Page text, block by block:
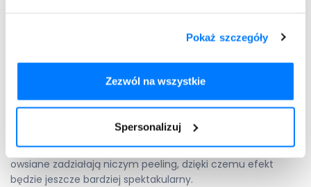
Pokaż szczegóły
Zezwól na wszystkie
Spersonalizuj
aplikować bezpośrednio na krostę. Ciekawą opcją jest także
produktów, które z pewnością znajdziesz w swojej kuchni.
Wystarczy wymieszać łyżkę płatków owsianych, łyżeczkę
Po 15-20 minutach z odżywczym kompresem zmyj go
letnią wodą, przy okazji uważnie masując skórę. Płatki
owsiane zadziałają niczym peeling, dzięki czemu efekt
będzie jeszcze bardziej spektakularny.